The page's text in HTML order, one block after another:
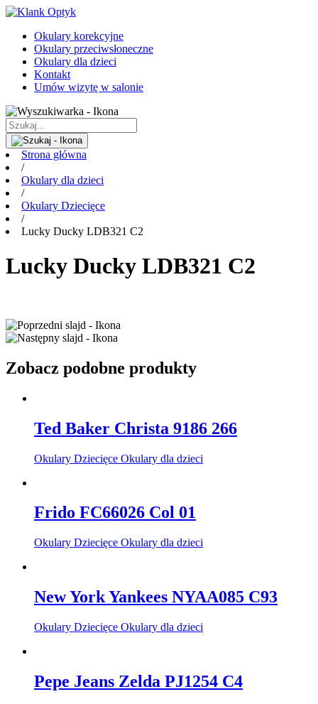
Okulary korekcyjne
Okulary przeciwsłoneczne
Okulary dla dzieci
Kontakt
Umów wizytę w salonie
Strona główna
/
Okulary dla dzieci
/
Okulary Dziecięce
/
Lucky Ducky LDB321 C2
Lucky Ducky LDB321 C2
Zobacz podobne produkty
Ted Baker Christa 9186 266
Okulary Dziecięce Okulary dla dzieci
Frido FC66026 Col 01
Okulary Dziecięce Okulary dla dzieci
New York Yankees NYAA085 C93
Okulary Dziecięce Okulary dla dzieci
Pepe Jeans Zelda PJ1254 C4